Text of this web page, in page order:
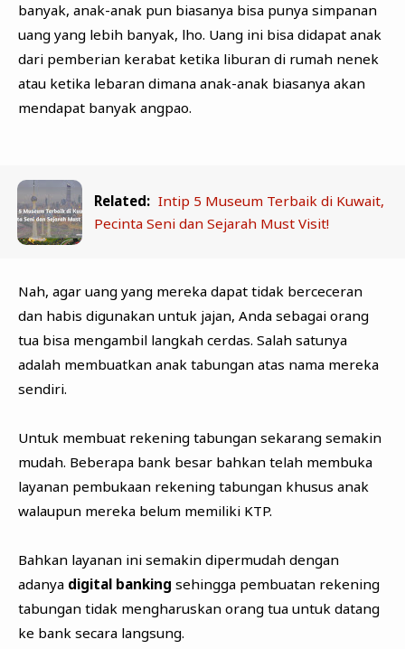
banyak, anak-anak pun biasanya bisa punya simpanan
uang yang lebih banyak, lho. Uang ini bisa didapat anak
dari pemberian kerabat ketika liburan di rumah nenek
atau ketika lebaran dimana anak-anak biasanya akan
mendapat banyak angpao.
Related: Intip 5 Museum Terbaik di Kuwait,
Pecinta Seni dan Sejarah Must Visit!
Nah, agar uang yang mereka dapat tidak berceceran
dan habis digunakan untuk jajan, Anda sebagai orang
tua bisa mengambil langkah cerdas. Salah satunya
adalah membuatkan anak tabungan atas nama mereka
sendiri.
Untuk membuat rekening tabungan sekarang semakin
mudah. Beberapa bank besar bahkan telah membuka
layanan pembukaan rekening tabungan khusus anak
walaupun mereka belum memiliki KTP.
Bahkan layanan ini semakin dipermudah dengan
adanya digital banking sehingga pembuatan rekening
tabungan tidak mengharuskan orang tua untuk datang
ke bank secara langsung.